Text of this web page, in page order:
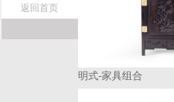
返回首页
明式-家具组合